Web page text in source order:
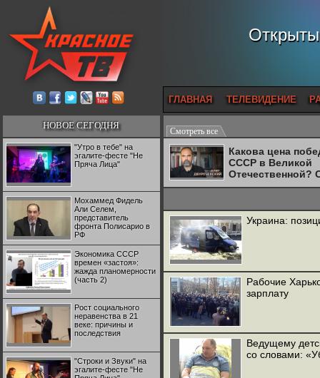
ГЛАВНАЯ ТЕЛЕВИДЕНИЕ
НОВОЕ СЕГОДНЯ
"Утро в тебе" на
эгалите-фесте "Не
Пряча Лица"
Мохаммед Фидель
Али Селем,
представитель
фронта Полисарио в
РФ
Экономика СССР
времен «застоя»:
жажда планомерности
(часть 2)
Рост социального
неравенства в 21
веке: причины и
последствия
"Строки и Звуки" на
эгалите-фесте "Не
Смотреть все
Какова цена
СССР в Великой
Отечественной?
Двуреченский о
Украина:
Рабочие
зарплату
Ведущему
со словами: